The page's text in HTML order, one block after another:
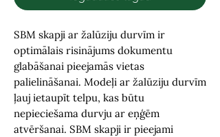
SBM skapji ar žalūziju durvīm ir
optimālais risinājums dokumentu
glabāšanai pieejamās vietas
palielināšanai. Modeļi ar žalūziju durvīm
ļauj ietaupīt telpu, kas būtu
nepieciešama durvju ar eņģēm
atvēršanai. SBM skapji ir pieejami